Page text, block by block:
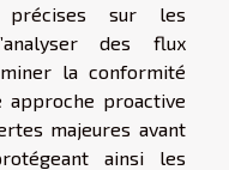
précises sur les
des flux
la conformité
approche proactive
majeures avant
ainsi les